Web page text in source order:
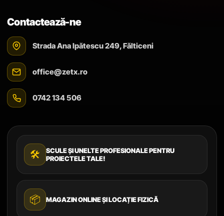
Contactează-ne
Strada Ana Ipătescu 249, Fălticeni
office@zetx.ro
0742 134 506
🛠️
SCULE ȘI UNELTE PROFESIONALE PENTRU
PROIECTELE TALE!
📦 MAGAZIN ONLINE ȘI LOCAȚIE FIZICĂ